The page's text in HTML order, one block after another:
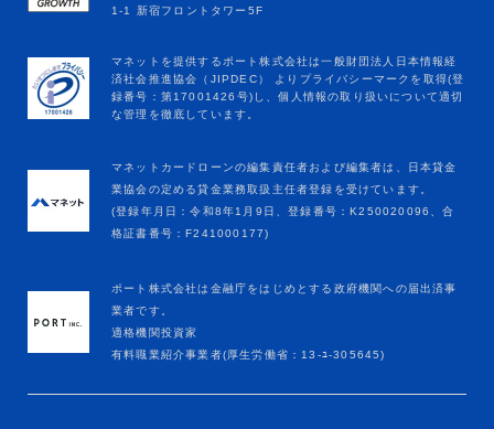
マネットカードローンの編集責任者および編集者は、日本貸金
業協会の定める貸金業務取扱主任者登録を受けています。
(登録年月日：令和8年1月9日、登録番号：K250020096、合
格証書番号：F241000177)
ポート株式会社は金融庁をはじめとする政府機関への届出済事
業者です。
適格機関投資家
有料職業紹介事業者(厚生労働省：13-ﾕ-305645)